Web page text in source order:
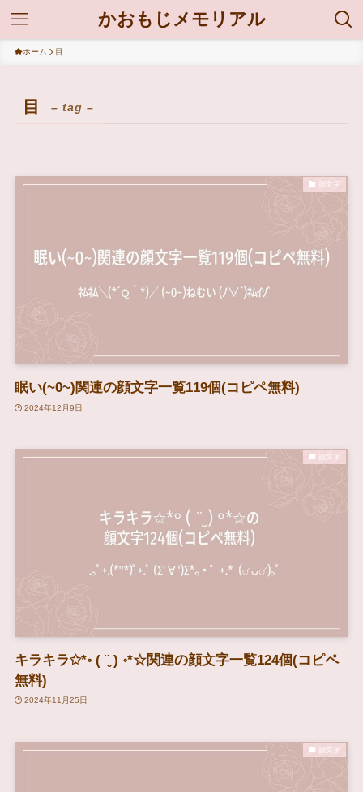
かおもじメモリアル
ホーム 目
目 – tag –
顔文字
眠い(~0~)関連の顔文字一覧119個(コピペ無料)
2024年12月9日
顔文字
キラキラ✩*॰ ( ¨̮ ) ॰*☆関連の顔文字一覧124個(コピペ
無料)
2024年11月25日
顔文字